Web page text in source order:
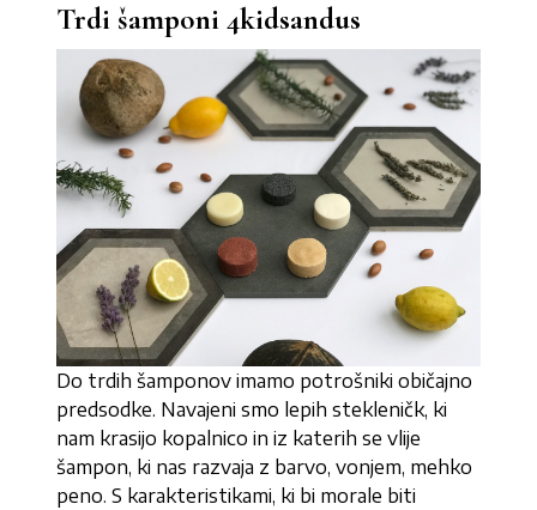
Trdi šamponi 4kidsandus
Do trdih šamponov imamo potrošniki običajno
predsodke. Navajeni smo lepih stekleničk, ki
nam krasijo kopalnico in iz katerih se vlije
šampon, ki nas razvaja z barvo, vonjem, mehko
peno. S karakteristikami, ki bi morale biti